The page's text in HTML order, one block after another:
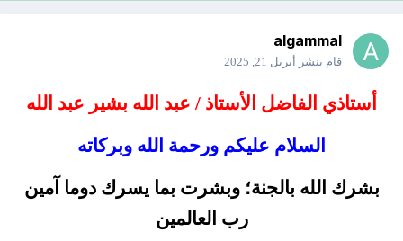
algammal
قام بنشر أبريل 21, 2025
أستاذي الفاضل الأستاذ / عبد الله بشير عبد الله
السلام عليكم ورحمة الله وبركاته
بشرك الله بالجنة؛ وبشرت بما يسرك دوما آمين
رب العالمين